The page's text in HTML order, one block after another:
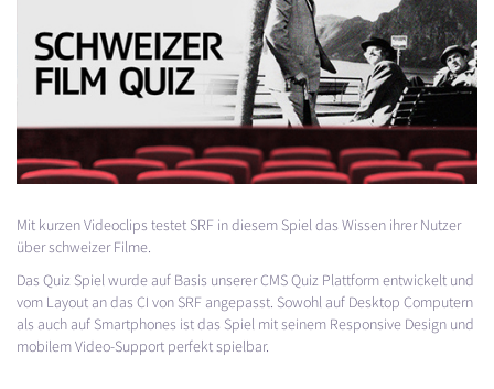
Mit kurzen Videoclips testet SRF in diesem Spiel das Wissen ihrer Nutzer
über schweizer Filme.
Das Quiz Spiel wurde auf Basis unsererCMSQuiz Plattform entwickelt und
vom Layout an das CI von SRF angepasst. Sowohl auf Desktop Computern
als auch auf Smartphones ist das Spiel mit seinem Responsive Design und
mobilem Video-Support perfekt spielbar.